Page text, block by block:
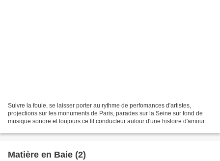
Suivre la foule, se laisser porter au rythme de perfomances d'artistes,
projections sur les monuments de Paris, parades sur la Seine sur fond de
musique sonore et toujours ce fil conducteur autour d'une histoire d'amour
Matière en Baie (2)